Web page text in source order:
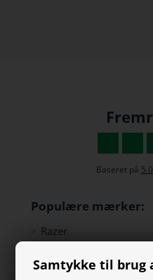
Samtykke til brug
Baseret på
Populære mærker:
Razer
SteelSeries